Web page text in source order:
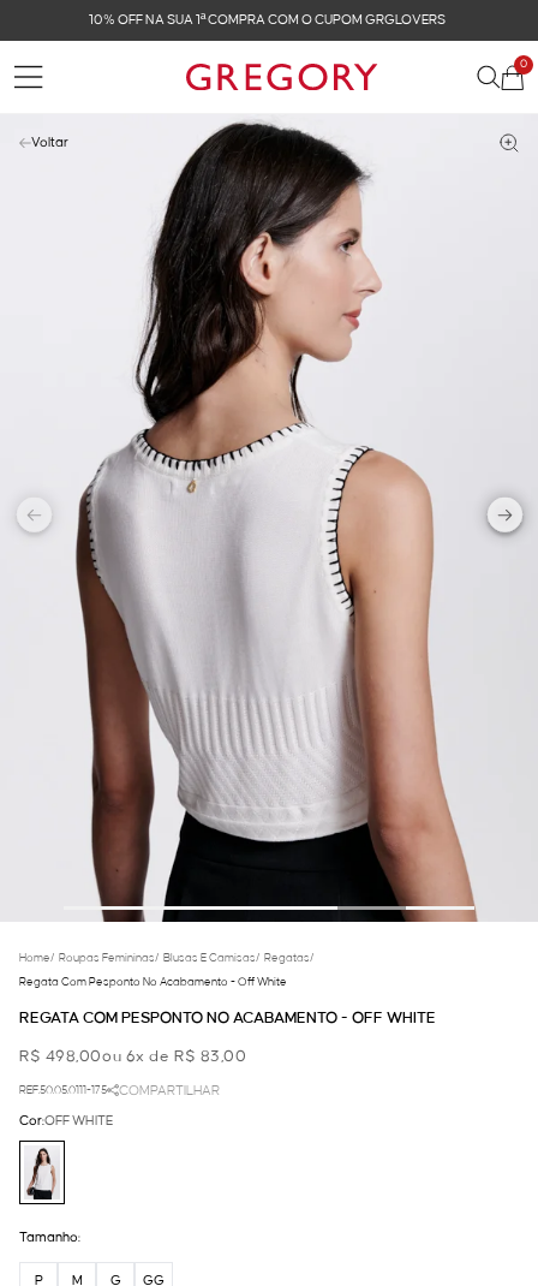
FRETE GRÁTIS NAS COMPRAS ACIMA DE R$ 899
0
Voltar
Home/ Roupas Femininas/ Blusas E Camisas/ Regatas/
Regata Com Pesponto No Acabamento - Off White
REGATA COM PESPONTO NO ACABAMENTO - OFF WHITE
R$ 498,00ou 6x de R$ 83,00
REF.50.05.0111-175 COMPARTILHAR
Cor:OFF WHITE
Tamanho:
P M G GG